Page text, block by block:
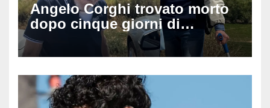
Angelo Corghi trovato morto
dopo cinque giorni di
ricerche: il giallo dell’80enne
scomparso dopo essere